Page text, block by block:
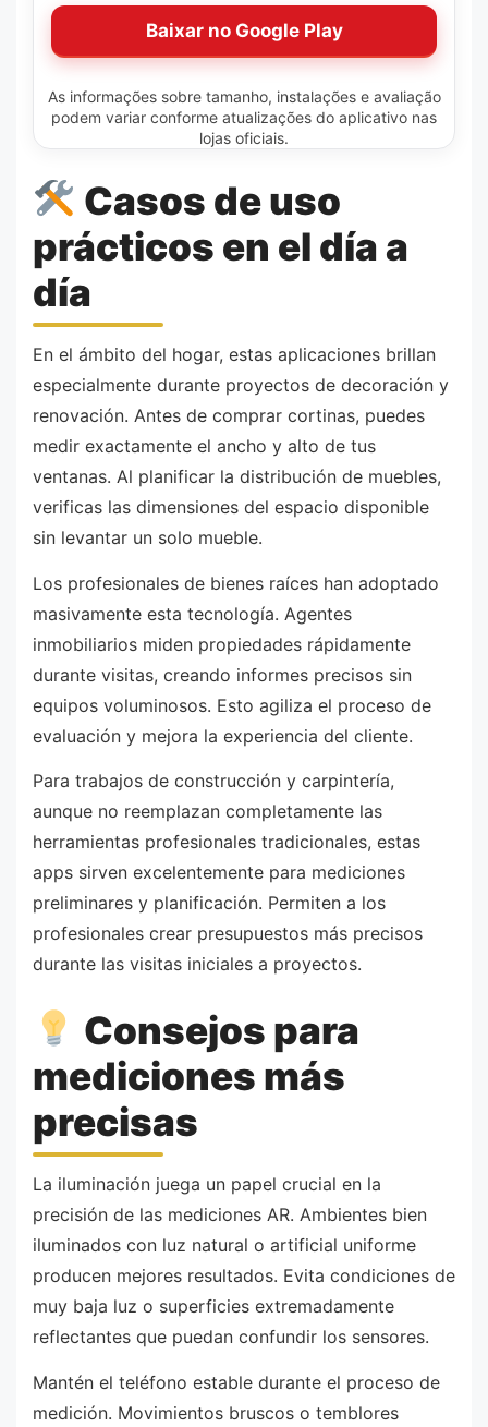
Baixar no Google Play
As informações sobre tamanho, instalações e avaliação
podem variar conforme atualizações do aplicativo nas
lojas oficiais.
Casos de uso
prácticos en el día a
día
En el ámbito del hogar, estas aplicaciones brillan
especialmente durante proyectos de decoración y
renovación. Antes de comprar cortinas, puedes
medir exactamente el ancho y alto de tus
ventanas. Al planificar la distribución de muebles,
verificas las dimensiones del espacio disponible
sin levantar un solo mueble.
Los profesionales de bienes raíces han adoptado
masivamente esta tecnología. Agentes
inmobiliarios miden propiedades rápidamente
durante visitas, creando informes precisos sin
equipos voluminosos. Esto agiliza el proceso de
evaluación y mejora la experiencia del cliente.
Para trabajos de construcción y carpintería,
aunque no reemplazan completamente las
herramientas profesionales tradicionales, estas
apps sirven excelentemente para mediciones
preliminares y planificación. Permiten a los
profesionales crear presupuestos más precisos
durante las visitas iniciales a proyectos.
Consejos para
mediciones más
precisas
La iluminación juega un papel crucial en la
precisión de las mediciones AR. Ambientes bien
iluminados con luz natural o artificial uniforme
producen mejores resultados. Evita condiciones de
muy baja luz o superficies extremadamente
reflectantes que puedan confundir los sensores.
Mantén el teléfono estable durante el proceso de
medición. Movimientos bruscos o temblores